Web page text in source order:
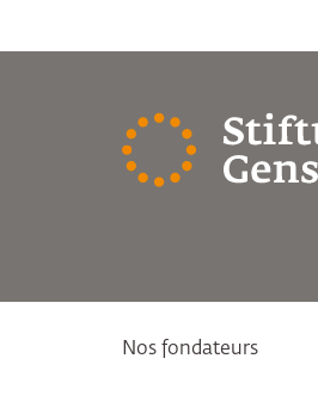
Nos fondateurs